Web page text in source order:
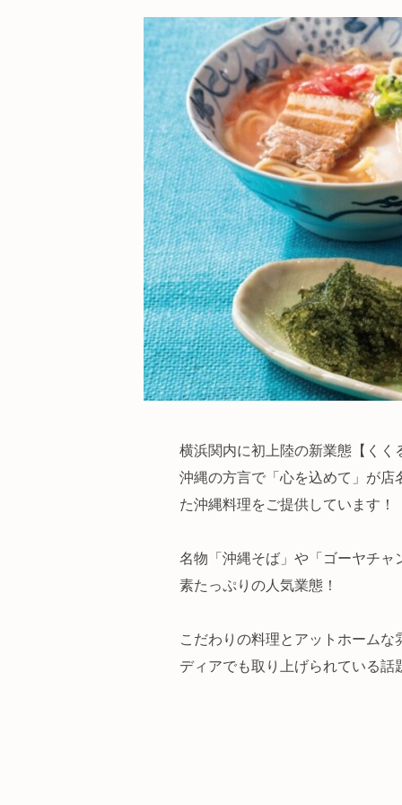
横浜関内に初上陸の新業態【くく
沖縄の方言で「心を込めて」が
た沖縄料理をご提供しています！
名物「沖縄そば」や「ゴーヤチ
素たっぷりの人気業態！
こだわりの料理とアットホーム
ディアでも取り上げられている話